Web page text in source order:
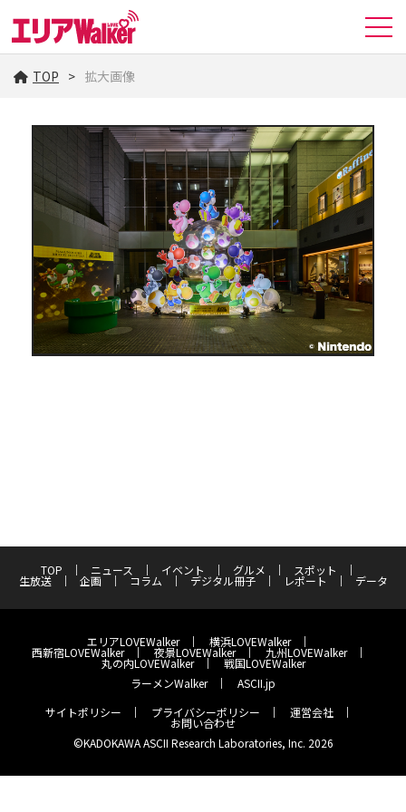
TOP 拡大画像
TOP ニュース イベント グルメ スポット
生放送 企画 コラム デジタル冊子 レポート データ
エリアLOVEWalker 横浜LOVEWalker
西新宿LOVEWalker 夜景LOVEWalker 九州LOVEWalker
丸の内LOVEWalker
戦国LOVEWalker
ラーメンWalker
ASCII.jp
サイトポリシー
プライバシーポリシー 運営会社
お問い合わせ
©KADOKAWA ASCII Research Laboratories, Inc. 2026